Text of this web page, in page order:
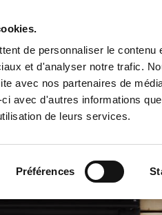
de personnaliser le
et d'analyser notre trafic.
avec nos partenaires de
avec d'autres informations
de leurs services.
Préférences